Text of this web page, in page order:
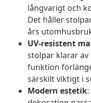
långvarigt och
Det håller
års
UV-resistent
stolpar klarar av
funktion
särskilt viktigt i
Modern estetik